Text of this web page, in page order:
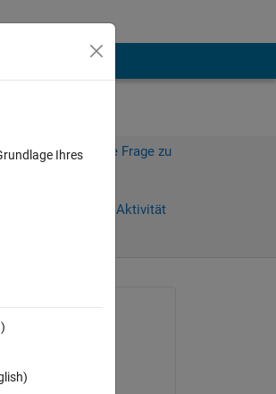
sich an, um diese Frage zu
Anmelden, um Aktivität
2026
Ihres